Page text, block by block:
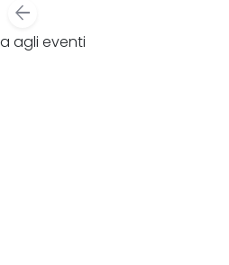
arrow_back
agli eventi